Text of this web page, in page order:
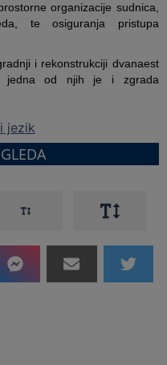
organizacije sudnica,
te osiguranja pristupa
i rekonstrukciji dvanaest
jedna od njih je i zgrada
jezik